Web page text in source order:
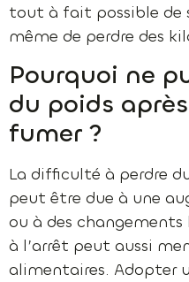
tout à fait possible de
même de perdre des
Pourquoi ne
du poids
fumer ?
La difficulté à perdre
peut être due à une
ou à des changements
à l’arrêt peut aussi
alimentaires. Adopter